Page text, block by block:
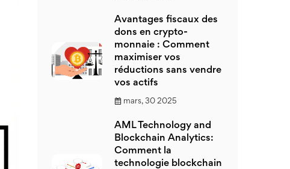
Avantages fiscaux des
dons en crypto-
monnaie : Comment
maximiser vos
réductions sans vendre
vos actifs
mars, 30 2025
AML Technology and
Blockchain Analytics:
Comment la
technologie blockchain